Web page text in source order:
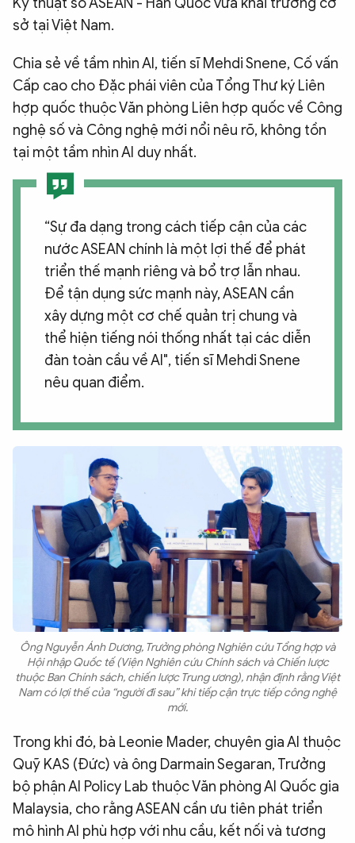
sở tại Việt Nam.
Chia sẻ về tầm nhìn AI, tiến sĩ Mehdi Snene, Cố vấn
Cấp cao cho Đặc phái viên của Tổng Thư ký Liên
hợp quốc thuộc Văn phòng Liên hợp quốc về Công
nghệ số và Công nghệ mới nổi nêu rõ, không tồn
tại một tầm nhìn AI duy nhất.
“Sự đa dạng trong cách tiếp cận của các
nước ASEAN chính là một lợi thế để phát
triển thế mạnh riêng và bổ trợ lẫn nhau.
Để tận dụng sức mạnh này, ASEAN cần
xây dựng một cơ chế quản trị chung và
thể hiện tiếng nói thống nhất tại các diễn
đàn toàn cầu về AI", tiến sĩ Mehdi Snene
nêu quan điểm.
Ông Nguyễn Ánh Dương, Trưởng phòng Nghiên cứu Tổng hợp và
Hội nhập Quốc tế (Viện Nghiên cứu Chính sách và Chiến lược
thuộc Ban Chính sách, chiến lược Trung ương), nhận định rằng Việt
Nam có lợi thế của “người đi sau” khi tiếp cận trực tiếp công nghệ
mới.
Trong khi đó, bà Leonie Mader, chuyên gia AI thuộc
Quỹ KAS (Đức) và ông Darmain Segaran, Trưởng
bộ phận AI Policy Lab thuộc Văn phòng AI Quốc gia
Malaysia, cho rằng ASEAN cần ưu tiên phát triển
mô hình AI phù hợp với nhu cầu, kết nối và tương